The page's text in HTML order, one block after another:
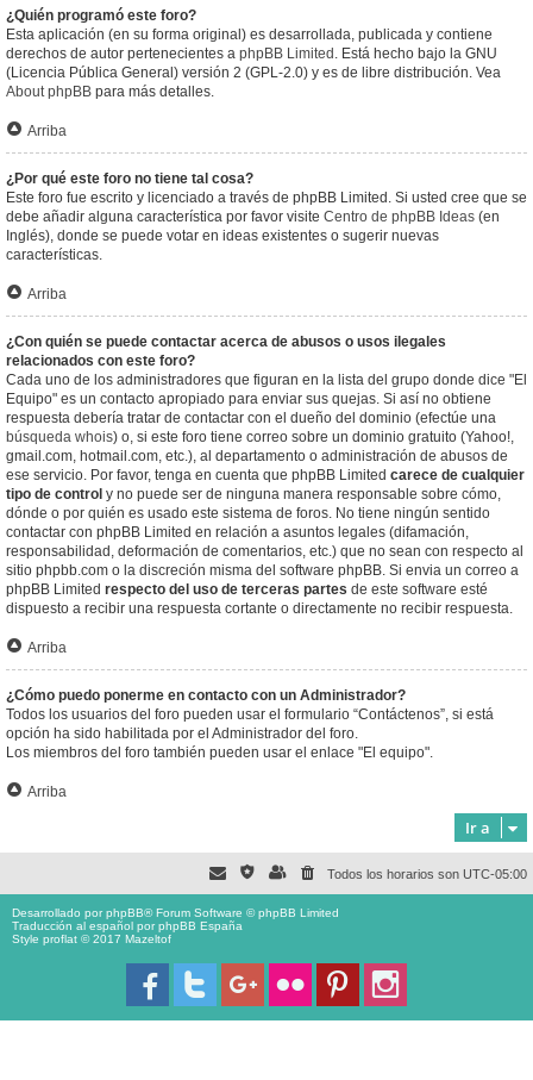
¿Quién programó este foro?
Esta aplicación (en su forma original) es desarrollada, publicada y contiene
derechos de autor pertenecientes a phpBB Limited . Está hecho bajo la GNU
(Licencia Pública General) versión 2 (GPL-2.0) y es de libre distribución. Vea
About phpBB para más detalles.
Arriba
¿Por qué este foro no tiene tal cosa?
Este foro fue escrito y licenciado a través de phpBB Limited. Si usted cree que se
debe añadir alguna característica por favor visite Centro de phpBB Ideas (en
Inglés), donde se puede votar en ideas existentes o sugerir nuevas
características.
Arriba
¿Con quién se puede contactar acerca de abusos o usos ilegales
relacionados con este foro?
Cada uno de los administradores que figuran en la lista del grupo donde dice "El
Equipo" es un contacto apropiado para enviar sus quejas. Si así no obtiene
respuesta debería tratar de contactar con el dueño del dominio (efectúe una
búsqueda whois) o, si este foro tiene correo sobre un dominio gratuito (Yahoo!,
gmail.com, hotmail.com, etc.), al departamento o administración de abusos de
ese servicio. Por favor, tenga en cuenta que phpBB Limited carece de cualquier
tipo de control y no puede ser de ninguna manera responsable sobre cómo,
dónde o por quién es usado este sistema de foros. No tiene ningún sentido
contactar con phpBB Limited en relación a asuntos legales (difamación,
responsabilidad, deformación de comentarios, etc.) que no sean con respecto al
sitio phpbb.com o la discreción misma del software phpBB. Si envia un correo a
phpBB Limited respecto del uso de terceras partes de este software esté
dispuesto a recibir una respuesta cortante o directamente no recibir respuesta.
Arriba
¿Cómo puedo ponerme en contacto con un Administrador?
Todos los usuarios del foro pueden usar el formulario “Contáctenos”, si está
opción ha sido habilitada por el Administrador del foro.
Los miembros del foro también pueden usar el enlace "El equipo".
Arriba
Ir a
Todos los horarios son UTC-05:00
Desarrollado porphpBB® Forum Software © phpBB Limited
Traducción al español porphpBB España
Style proflat © 2017 Mazeltof